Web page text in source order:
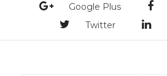
Google Plus
Twitter